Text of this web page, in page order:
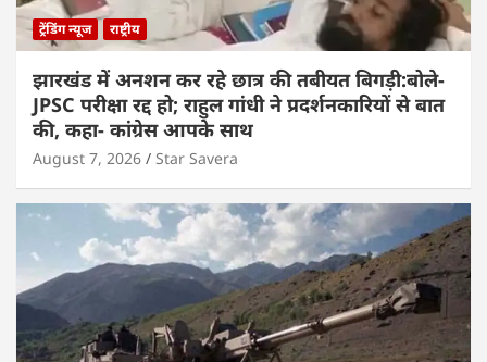
ट्रेंडिंग न्यूज राष्ट्रीय
झारखंड में अनशन कर रहे छात्र की तबीयत बिगड़ी:बोले-
JPSC परीक्षा रद्द हो; राहुल गांधी ने प्रदर्शनकारियों से बात
की, कहा- कांग्रेस आपके साथ
August 7, 2026 Star Savera